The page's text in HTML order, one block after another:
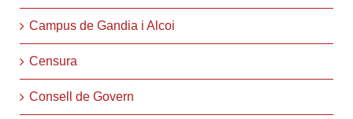
Campus de Gandia i Alcoi
Censura
Consell de Govern